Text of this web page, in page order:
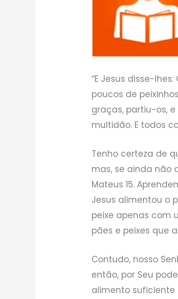
“E Jesus disse-
poucos de
graças, partiu-os,
multidão. E todos
Tenho certeza de
mas, se ainda não
Mateus 15.
Jesus alimentou o
peixe apenas com
pães e peixes que
Contudo, nosso
então, por Seu
alimento suficiente